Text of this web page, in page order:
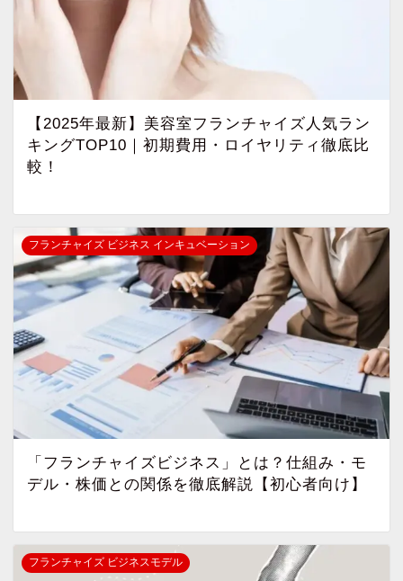
【2025年最新】美容室フランチャイズ人気ラン
キングTOP10｜初期費用・ロイヤリティ徹底比
較！
フランチャイズ ビジネス インキュベーション
「フランチャイズビジネス」とは？仕組み・モ
デル・株価との関係を徹底解説【初心者向け】
フランチャイズ ビジネスモデル